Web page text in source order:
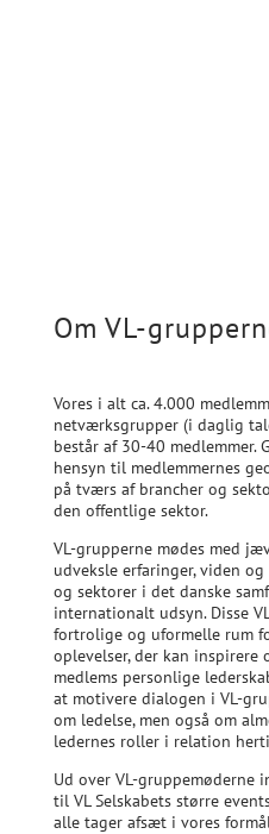
Om VL-
Vores i alt ca. 4.000
netværksgrupper (i daglig
består af 30-40 medlemmer.
hensyn til medlemmernes
på tværs af brancher og
den offentlige sektor.
VL-grupperne mødes med
udveksle erfaringer, viden
og sektorer i det danske
internationalt udsyn. Disse
fortrolige og uformelle rum
oplevelser, der kan inspirere
medlems personlige
at motivere dialogen i VL-
om ledelse, men også om
ledernes roller i relation
Ud over VL-gruppemøderne
til VL Selskabets større
alle tager afsæt i vores